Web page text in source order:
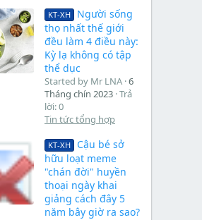
KT-XH
Người sống
thọ nhất thế giới
đều làm 4 điều này:
Kỳ lạ không có tập
thể dục
Started by Mr LNA 6
Tháng chín 2023 Trả
lời: 0
Tin tức tổng hợp
KT-XH
Cậu bé sở
hữu loạt meme
"chán đời" huyền
thoại ngày khai
giảng cách đây 5
năm bây giờ ra sao?